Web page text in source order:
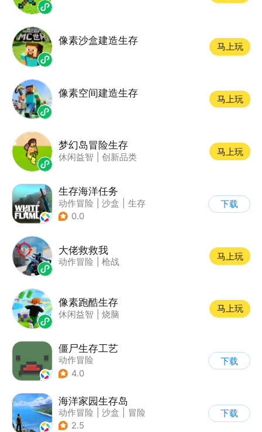
像素沙盒建造生存
马上玩
像素空间建造生存
马上玩
梦幻岛冒险生存
休闲益智 创新品类
马上玩
生存海洋任务
动作冒险 沙盒
生存
| 开放世界
0.0
下载
大佬救救我
动作冒险 枪战
马上玩
像素跑酷生存
休闲益智 烧脑
马上玩
僵尸生存工艺
动作冒险
4.0
下载
海洋家园生存岛
动作冒险 沙盒
冒险
| 开放世界
2.5
下载